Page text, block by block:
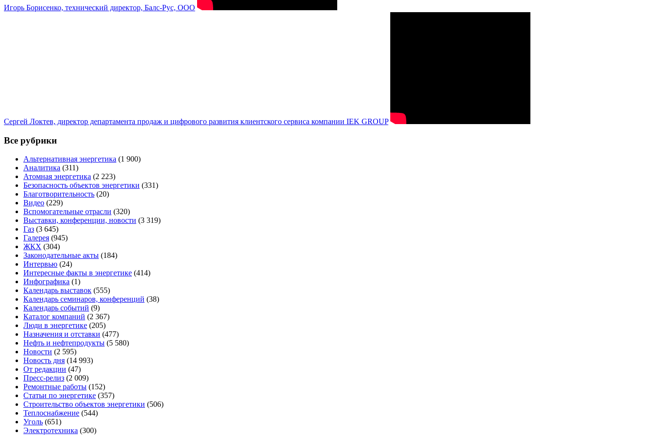
Игорь Борисенко, технический директор, Балс-Рус, ООО
Сергей Локтев, директор департамента продаж и цифрового развития клиентского сервиса компании IEK GROUP
Все рубрики
Альтернативная энергетика (1 900)
Аналитика (311)
Атомная энергетика (2 223)
Безопасность объектов энергетики (331)
Благотворительность (20)
Видео (229)
Вспомогательные отрасли (320)
Выставки, конференции, новости (3 319)
Газ (3 645)
Галерея (945)
ЖКХ (304)
Законодательные акты (184)
Интервью (24)
Интересные факты в энергетике (414)
Инфографика (1)
Календарь выставок (555)
Календарь семинаров, конференций (38)
Календарь событий (9)
Каталог компаний (2 367)
Люди в энергетике (205)
Назначения и отставки (477)
Нефть и нефтепродукты (5 580)
Новости (2 595)
Новость дня (14 993)
От редакции (47)
Пресс-релиз (2 009)
Ремонтные работы (152)
Статьи по энергетике (357)
Строительство объектов энергетики (506)
Теплоснабжение (544)
Уголь (651)
Электротехника (300)